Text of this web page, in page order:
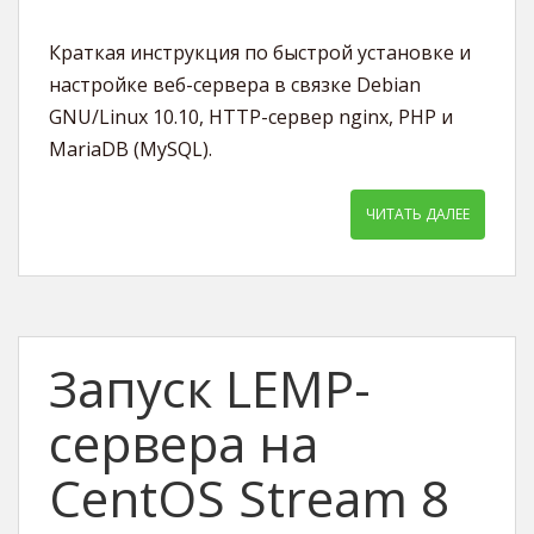
Краткая инструкция по быстрой установке и
настройке веб-сервера в связке Debian
GNU/Linux 10.10, HTTP-сервер nginx, PHP и
MariaDB (MySQL).
ЧИТАТЬ ДАЛЕЕ
Запуск LEMP-
сервера на
CentOS Stream 8